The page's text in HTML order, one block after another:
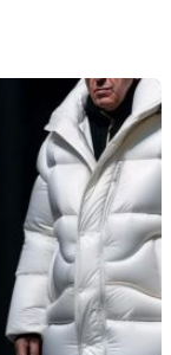
tác động đến
tạo ra những
cá nhân.